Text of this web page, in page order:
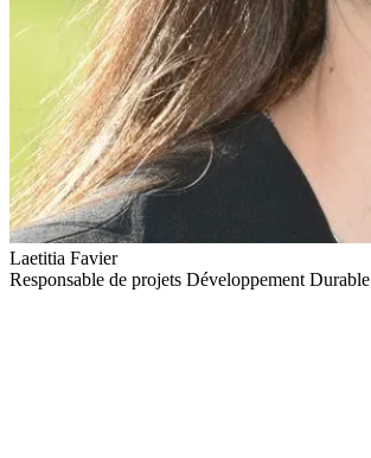
Laetitia Favier
Responsable de projets Développement Durable